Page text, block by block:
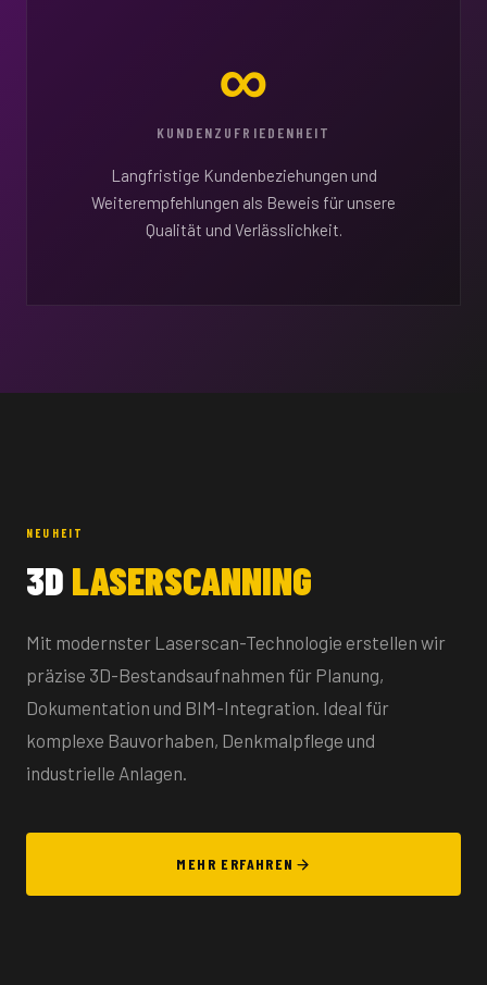
∞
KUNDENZUFRIEDENHEIT
Langfristige Kundenbeziehungen und
Weiterempfehlungen als Beweis für unsere
Qualität und Verlässlichkeit.
NEUHEIT
3D LASERSCANNING
Mit modernster Laserscan-Technologie erstellen wir
präzise 3D-Bestandsaufnahmen für Planung,
Dokumentation und BIM-Integration. Ideal für
komplexe Bauvorhaben, Denkmalpflege und
industrielle Anlagen.
MEHR ERFAHREN